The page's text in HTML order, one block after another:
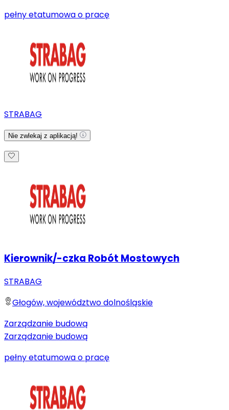
pełny etatumowa o pracę
STRABAG
Nie zwlekaj z aplikacją!
Kierownik/-czka Robót Mostowych
STRABAG
Głogów, województwo dolnośląskie
Zarządzanie budową
Zarządzanie budową
pełny etatumowa o pracę